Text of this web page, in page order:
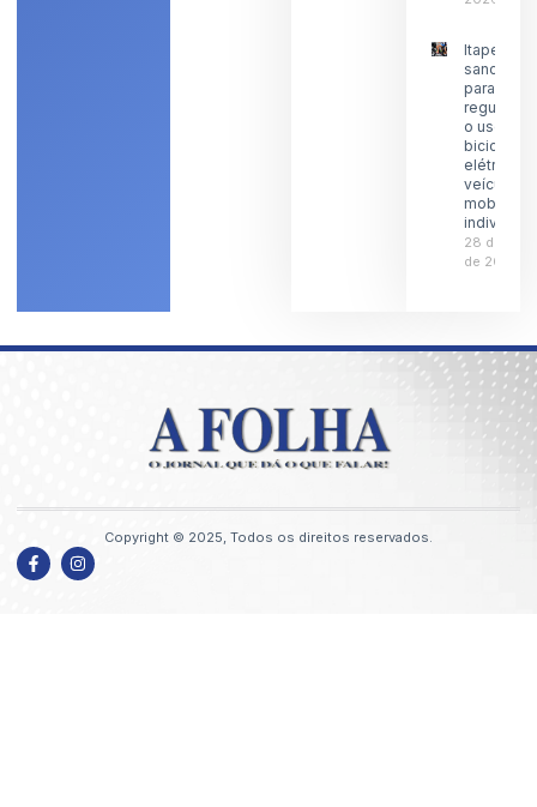
Itaperuna
sanciona
para
o uso de
bicicletas
elétricas
veículos
individual
28 de
de 2026
Copyright © 2025, Todos os direitos reservados.